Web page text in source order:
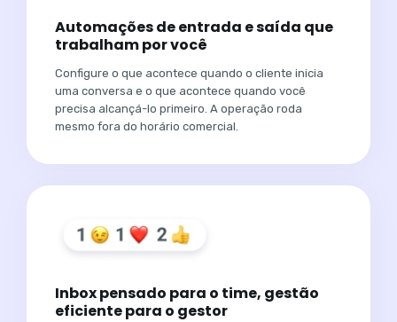
Automações de entrada e saída que
trabalham por você
Configure o que acontece quando o cliente inicia
uma conversa e o que acontece quando você
precisa alcançá-lo primeiro. A operação roda
mesmo fora do horário comercial.
Inbox pensado para o time, gestão
eficiente para o gestor